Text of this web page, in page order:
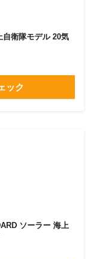
衛隊モデル 20気
ック
ソーラー 海上